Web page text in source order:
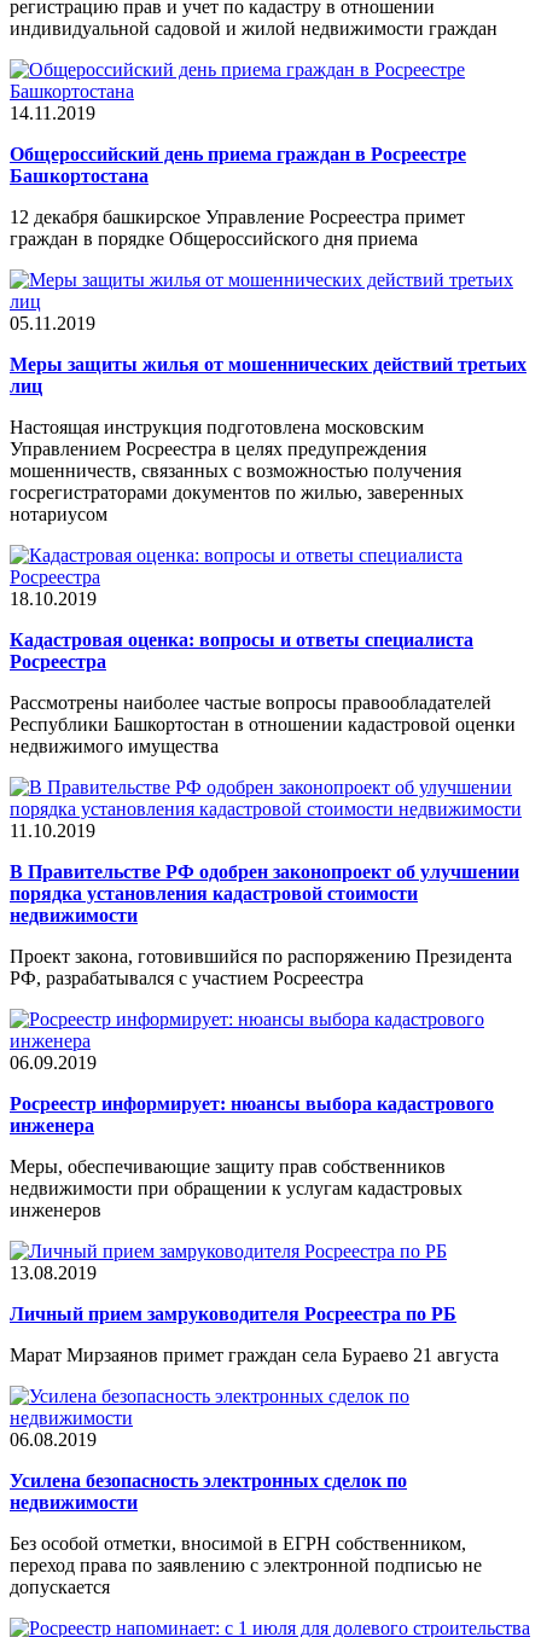
регистрацию прав и учет по кадастру в отношении
индивидуальной садовой и жилой недвижимости граждан
14.11.2019
Общероссийский день приема граждан в Росреестре
Башкортостана
12 декабря башкирское Управление Росреестра примет
граждан в порядке Общероссийского дня приема
05.11.2019
Меры защиты жилья от мошеннических действий третьих
лиц
Настоящая инструкция подготовлена московским
Управлением Росреестра в целях предупреждения
мошенничеств, связанных с возможностью получения
госрегистраторами документов по жилью, заверенных
нотариусом
18.10.2019
Кадастровая оценка: вопросы и ответы специалиста
Росреестра
Рассмотрены наиболее частые вопросы правообладателей
Республики Башкортостан в отношении кадастровой оценки
недвижимого имущества
11.10.2019
В Правительстве РФ одобрен законопроект об улучшении
порядка установления кадастровой стоимости
недвижимости
Проект закона, готовившийся по распоряжению Президента
РФ, разрабатывался с участием Росреестра
06.09.2019
Росреестр информирует: нюансы выбора кадастрового
инженера
Меры, обеспечивающие защиту прав собственников
недвижимости при обращении к услугам кадастровых
инженеров
13.08.2019
Личный прием замруководителя Росреестра по РБ
Марат Мирзаянов примет граждан села Бураево 21 августа
06.08.2019
Усилена безопасность электронных сделок по
недвижимости
Без особой отметки, вносимой в ЕГРН собственником,
переход права по заявлению с электронной подписью не
допускается